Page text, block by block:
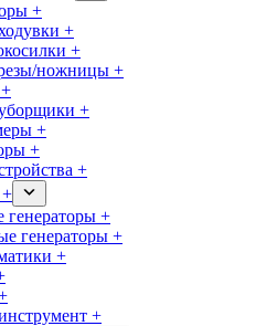
+
+
+
ножницы +
+
+
+
+
генераторы +
генераторы +
+
+